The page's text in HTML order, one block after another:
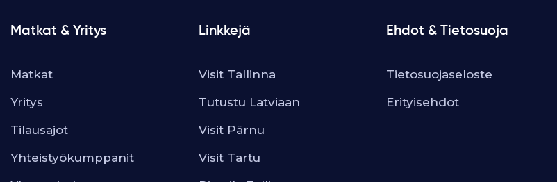
Matkat & Yritys
Matkat
Yritys
Tilausajot
Yhteistyökumppanit
Linkkejä
Visit Tallinna
Tutustu Latviaan
Visit Pärnu
Visit Tartu
Ehdot & Tietosuoja
Tietosuojaseloste
Erityisehdot